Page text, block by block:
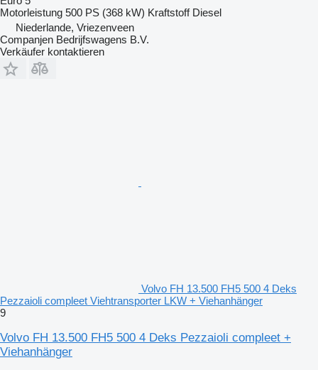
Motorleistung 500 PS (368 kW) Kraftstoff Diesel
Niederlande, Vriezenveen
Companjen Bedrijfswagens B.V.
Verkäufer kontaktieren
Volvo FH 13.500 FH5 500 4 Deks
Pezzaioli compleet Viehtransporter LKW + Viehanhänger
9
Volvo FH 13.500 FH5 500 4 Deks Pezzaioli compleet +
Viehanhänger